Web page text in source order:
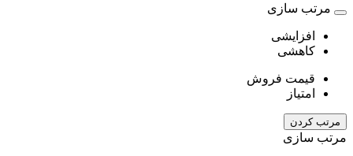
مرتب سازی
افزایشی
کاهشی
قیمت فروش
امتیاز
مرتب کردن
مرتب سازی